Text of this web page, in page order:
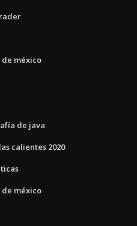
méxico
de java
calientes 2020
méxico